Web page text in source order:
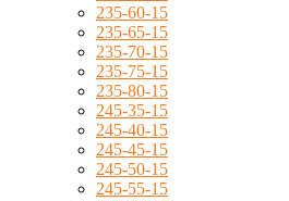
235-60-15
235-65-15
235-70-15
235-75-15
235-80-15
245-35-15
245-40-15
245-45-15
245-50-15
245-55-15